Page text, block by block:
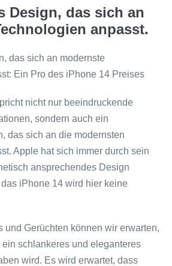
Design, das sich an
anpasst.
das sich an modernste
Ein Pro des iPhone 14 Preises
nicht nur beeindruckende
sondern auch ein
das sich an die modernsten
Apple hat sich immer durch sein
ansprechendes Design
iPhone 14 wird hier keine
und Gerüchten können wir erwarten,
schlankeres und eleganteres
wird. Es wird erwartet, dass